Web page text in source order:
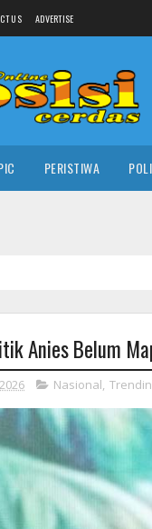
US ADVERTISE
PERISTIWA
Anies Belum
Nasional,